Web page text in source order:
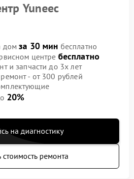
Yuneec
домза 30 мин бесплатно
центре бесплатно
и запчасти до 3х лет
- от 300 рублей
20%
на диагностику
стоимость ремонта